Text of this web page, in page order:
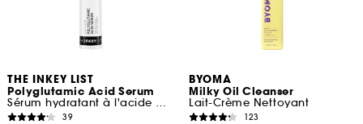
THE INKEY LIST
Polyglutamic Acid Serum
Sérum hydratant à l'acide polyglutamique
39
BYOMA
Milky Oil Cleanser
Lait-Crème Nettoyant
123